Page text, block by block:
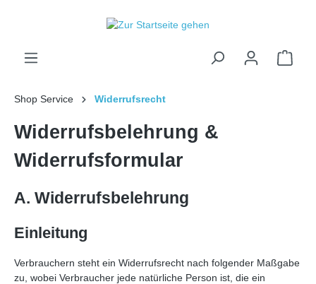
Shop Service Widerrufsrecht
Widerrufsbelehrung &
Widerrufsformular
A. Widerrufsbelehrung
Einleitung
Verbrauchern steht ein Widerrufsrecht nach folgender Maßgabe
zu, wobei Verbraucher jede natürliche Person ist, die ein